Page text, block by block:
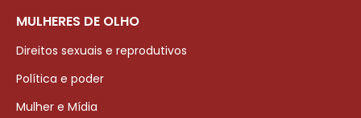
MULHERES DE OLHO
Direitos sexuais e reprodutivos
Política e poder
Mulher e Mídia